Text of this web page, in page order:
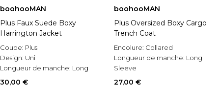
boohooMAN
Plus Faux Suede Boxy
Harrington Jacket
Coupe: Plus
Design: Uni
Longueur de manche: Long
Sleeve
30,00 €
boohooMAN
Plus Oversized Boxy Cargo
Trench Coat
Encolure: Collared
Longueur de manche: Long
Sleeve
Matérial:
27,00 €